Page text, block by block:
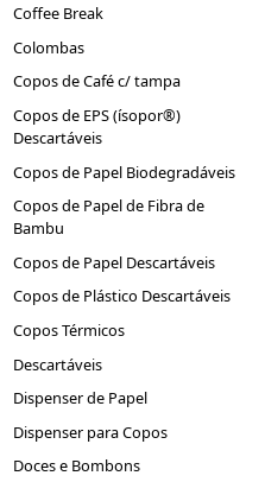
Coffee Break
Colombas
Copos de Café c/ tampa
Copos de EPS (ísopor®)
Descartáveis
Copos de Papel Biodegradáveis
Copos de Papel de Fibra de
Bambu
Copos de Papel Descartáveis
Copos de Plástico Descartáveis
Copos Térmicos
Descartáveis
Dispenser de Papel
Dispenser para Copos
Doces e Bombons